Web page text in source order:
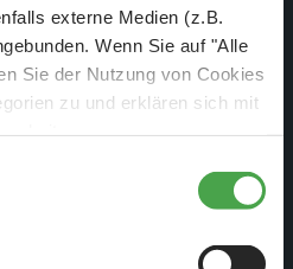
externe Medien (z.B.
Wenn Sie auf "Alle
Sie der Nutzung von Cookies
zu und erklären sich mit
über die Schaltfläche
wir uns auf die technisch